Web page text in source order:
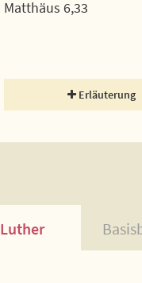
Matthäus 6,33
Erläuterung
Luther